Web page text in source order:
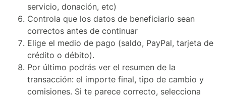
servicio, donación, etc)
Controla que los datos de beneficiario sean
correctos antes de continuar
Elige el medio de pago (saldo, PayPal, tarjeta de
crédito o débito).
Por último podrás ver el resumen de la
transacción: el importe final, tipo de cambio y
comisiones. Si te parece correcto, selecciona